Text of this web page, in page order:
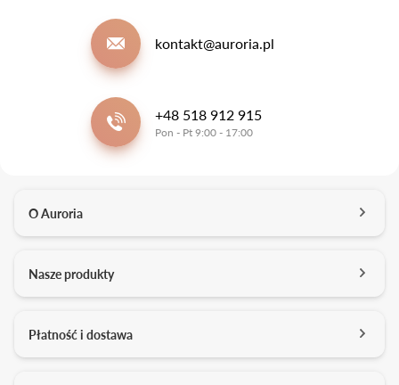
kontakt@auroria.pl
+48 518 912 915
Pon - Pt 9:00 - 17:00
O Auroria
Kontakt
Kariera
Nasze produkty
Obrączki ślubne
Płatność i dostawa